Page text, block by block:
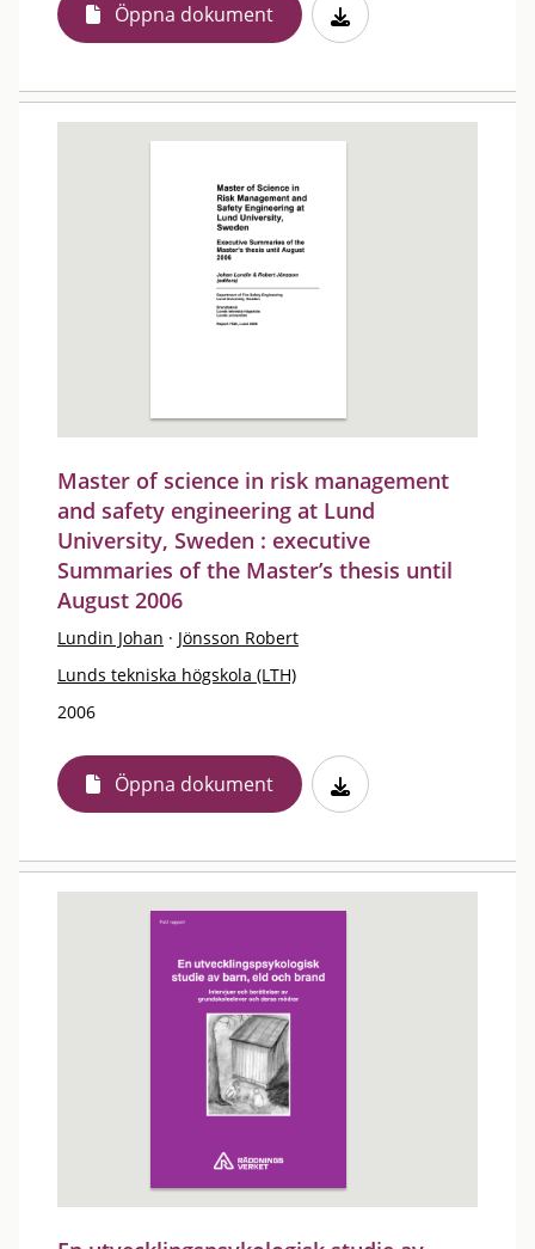
Öppna dokument
Master of science in risk management
and safety engineering at Lund
University, Sweden : executive
Summaries of the Master’s thesis until
August 2006
Lundin Johan · Jönsson Robert
Lunds tekniska högskola (LTH)
2006
Öppna dokument